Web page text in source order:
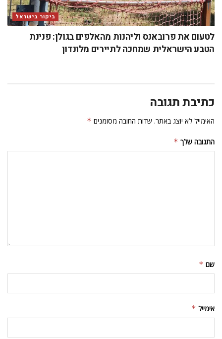
ביקור בישראל
לטעום את פרובאנס וליהנות מהאלפים בגולן: פנינת
הטבע הישראלית שמחכה לתיירים מלונדון
כתיבת תגובה
האימייל לא יוצג באתר. שדות החובה מסומנים *
התגובה שלך *
שם *
אימייל *